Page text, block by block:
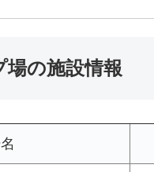
の施設情報